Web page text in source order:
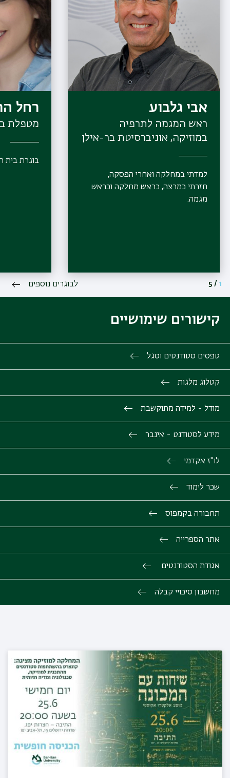
אבי גלבוע
ראש המגמה לתרפיה
במוזיקה, אוניברסיטת בר-אילן
למדתי במחלקה ואחרי הפסקה,
חזרתי כמרצה, כראש מחלקה וכראש
מגמה.
רחל
מטפלת
בוגרת בית
1
/
5 לבוגרים נוספים
קישורים שימושיים
טפסים סטודנטים וסגל
קטלוג מלגות
מודל - למידה מתוקשבת
מידע לסטודנט - אינבר
לו"ז אקדמי
שכר לימוד
תחבורה בקמפוס
אתר הספרייה
אגודת הסטודנטים
מחשבון סיכויי קבלה